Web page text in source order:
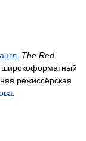
англ. The Red
широкоформатный
режиссёрская